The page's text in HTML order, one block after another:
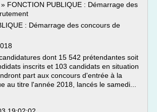
FONCTION PUBLIQUE : Démarrage des
: Démarrage des concours de
dont 15 542 prétendantes soit
inscrits et 103 candidats en situation
part aux concours d'entrée à la
au titre l'année 2018, lancés le samedi...